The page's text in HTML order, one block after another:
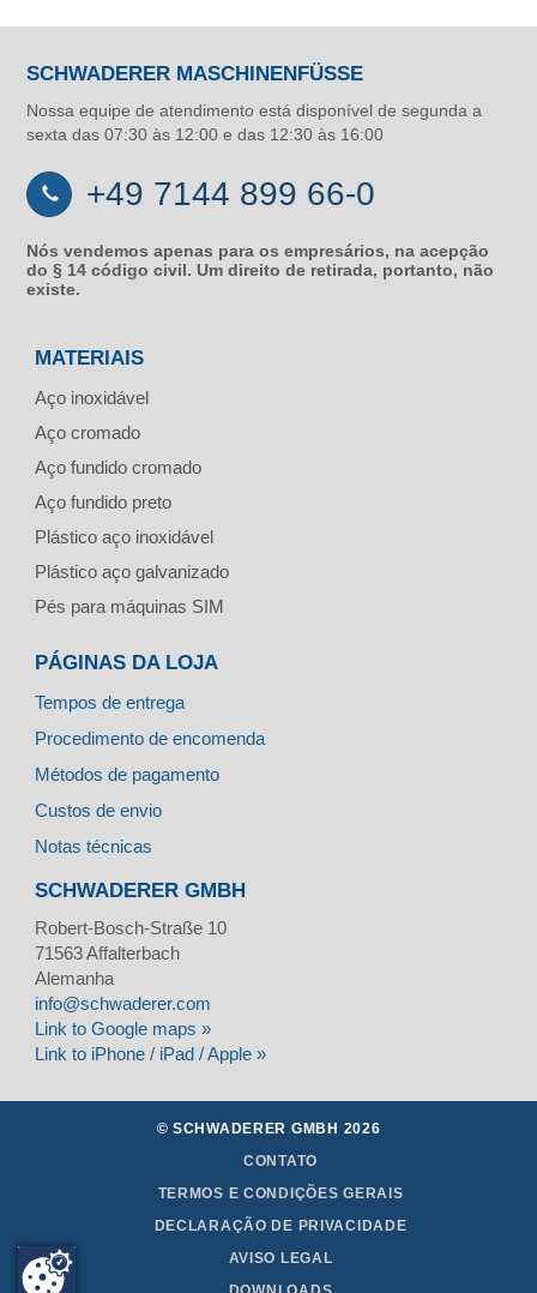
SCHWADERER MASCHINENFÜSSE
Nossa equipe de atendimento está disponível de segunda a
sexta das 07:30 às 12:00 e das 12:30 às 16:00
+49 7144 899 66-0
Nós vendemos apenas para os empresários, na acepção
do § 14 código civil. Um direito de retirada, portanto, não
existe.
MATERIAIS
Aço inoxidável
Aço cromado
Aço fundido cromado
Aço fundido preto
Plástico aço inoxidável
Plástico aço galvanizado
Pés para máquinas SIM
PÁGINAS DA LOJA
Tempos de entrega
Procedimento de encomenda
Métodos de pagamento
Custos de envio
Notas técnicas
SCHWADERER GMBH
Robert-Bosch-Straße 10
71563Affalterbach
Alemanha
info@schwaderer.com
Link to Google maps »
Link to iPhone / iPad / Apple »
© SCHWADERER GMBH 2026
CONTATO
TERMOS E CONDIÇÕES GERAIS
DECLARAÇÃO DE PRIVACIDADE
AVISO LEGAL